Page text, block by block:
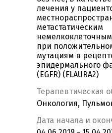
лечения у
метастатическим
при
мутациям в
эпидермального
(EGFR) (FLAURA2)
Терапевтическая
Онкология,
Дата начала и